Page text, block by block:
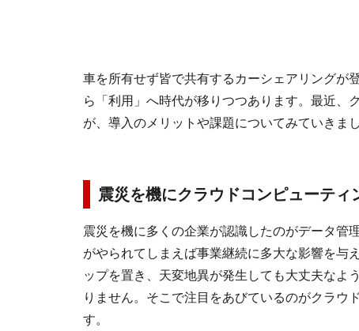
車を所有せず皆で共有するカーシェアリングが
ら「利用」へ時代が移りつつあります。最近、
が、導入のメリットや課題についてみていきまし
震災を機にクラウドコンピューティ
震災を機に多くの企業が認識したのがデータ管
がやられてしまえば事業継続に多大な影響を与
ップを置き、天変地異が発生しても大丈夫なよ
りません。そこで注目をあびているのがクラウ
す。